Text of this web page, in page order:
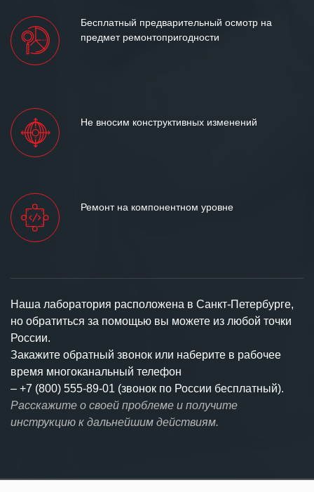
Бесплатный предварительный осмотр на
предмет ремонтопригодности
Не вносим конструктивных изменений
Ремонт на компонентном уровне
Наша лаборатория расположена в Санкт-Петербурге,
но обратиться за помощью вы можете из любой точки
России.
Закажите обратный звонок или наберите в рабочее
время многоканальный телефон
– +7 (800) 555-89-01 (звонок по России бесплатный).
Расскажите о своей проблеме и получите
инструкцию к дальнейшим действиям.